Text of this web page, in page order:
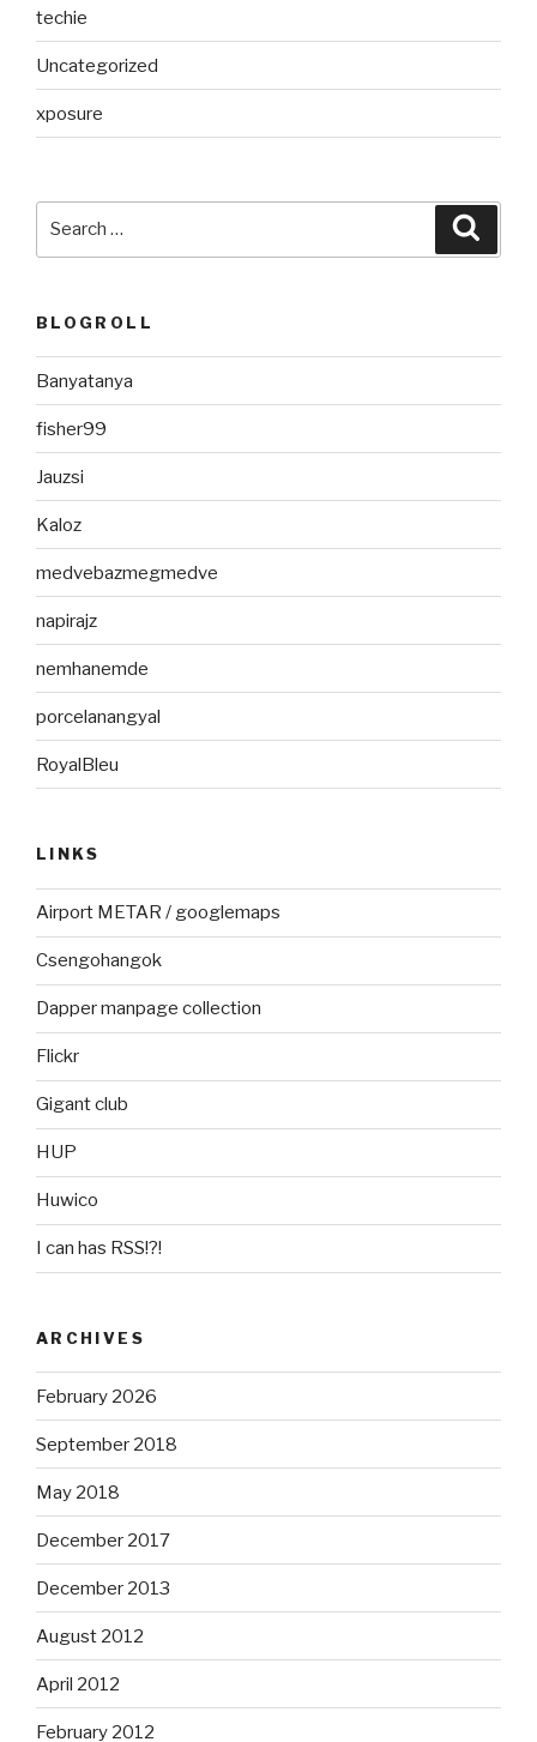
techie
Uncategorized
xposure
BLOGROLL
Banyatanya
fisher99
Jauzsi
Kaloz
medvebazmegmedve
napirajz
nemhanemde
porcelanangyal
RoyalBleu
LINKS
Airport METAR / googlemaps
Csengohangok
Dapper manpage collection
Flickr
Gigant club
HUP
Huwico
I can has RSS!?!
ARCHIVES
February 2026
September 2018
May 2018
December 2017
December 2013
August 2012
April 2012
February 2012